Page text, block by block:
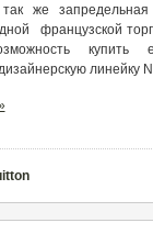
же
французской
купить
линейку